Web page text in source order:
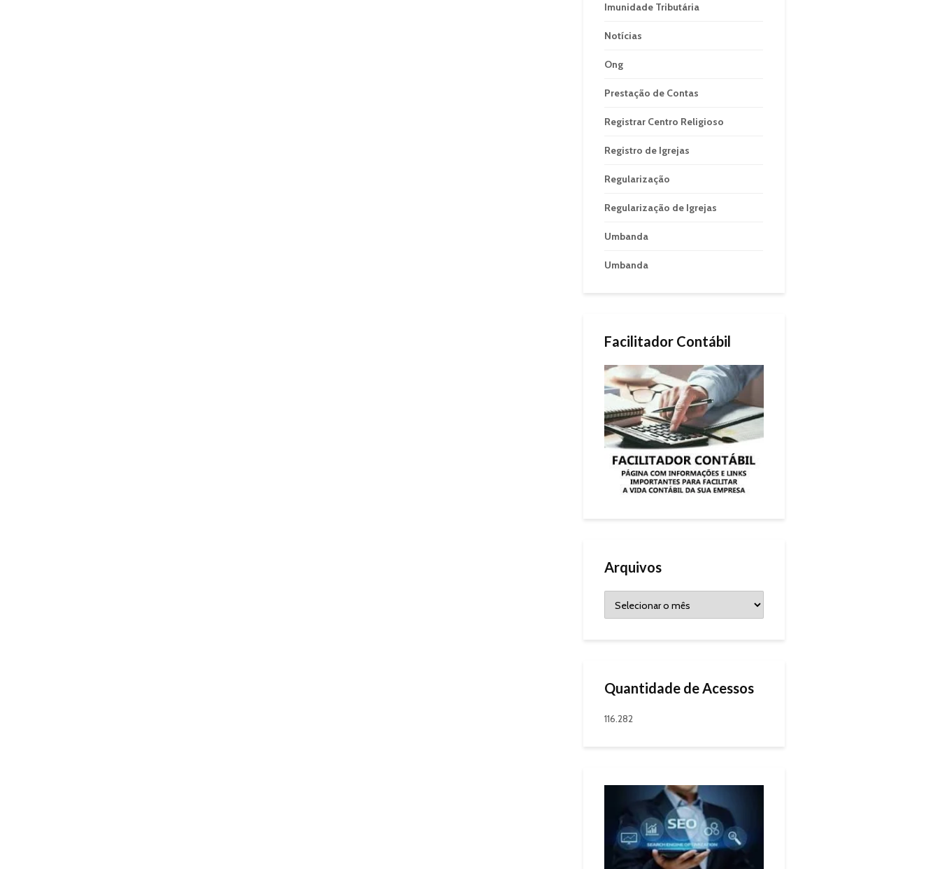
Imunidade Tributária
Notícias
Ong
Prestação de Contas
Registrar Centro Religioso
Registro de Igrejas
Regularização
Regularização de Igrejas
Umbanda
Umbanda
Facilitador Contábil
Arquivos
Quantidade de Acessos
116.282